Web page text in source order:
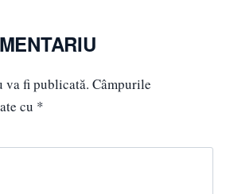
va fi publicată. Câmpurile
cu *